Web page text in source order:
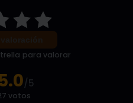
para valorar
/5
votos